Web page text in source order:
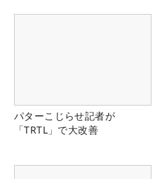
パターこじらせ記者が
「TRTL」で大改善